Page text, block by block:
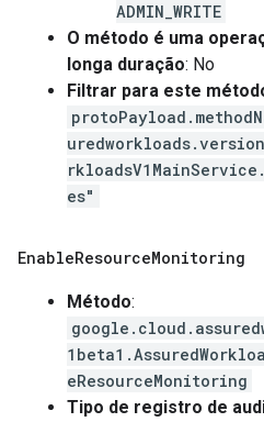
ADMIN_WRITE
O método é uma
longa duração: No
Filtrar para este
es"
EnableResourceMonitoring
Método:
eResourceMonitoring
Tipo de registro de